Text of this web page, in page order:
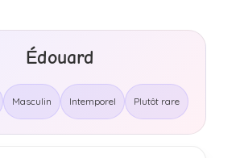
Édouard
Masculin Intemporel Plutôt rare